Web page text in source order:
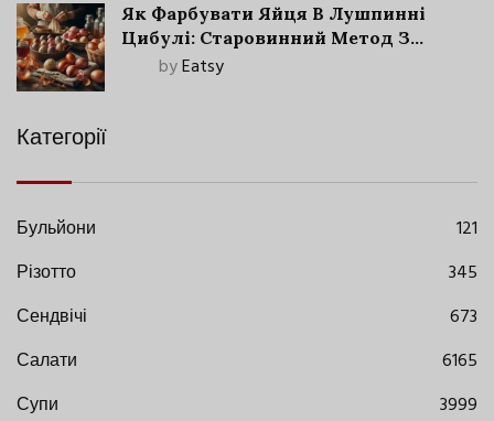
Як Фарбувати Яйця В Лушпинні
Цибулі: Старовинний Метод З
Сучасними Нюансами
byEatsy
Категорії
Бульйони
121
Різотто
345
Сендвічі
673
Салати
6165
Супи
3999